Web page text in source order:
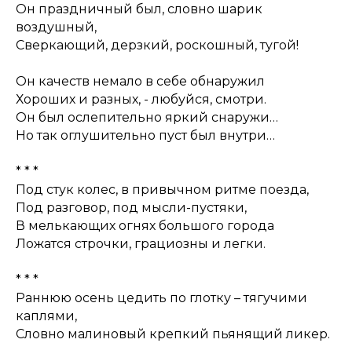
Он праздничный был, словно шарик
воздушный,
Сверкающий, дерзкий, роскошный, тугой!
Он качеств немало в себе обнаружил
Хороших и разных, - любуйся, смотри.
Он был ослепительно яркий снаружи…
Но так оглушительно пуст был внутри…
* * *
Под стук колес, в привычном ритме поезда,
Под разговор, под мысли-пустяки,
В мелькающих огнях большого города
Ложатся строчки, грациозны и легки.
* * *
Раннюю осень цедить по глотку – тягучими
каплями,
Словно малиновый крепкий пьянящий ликер.